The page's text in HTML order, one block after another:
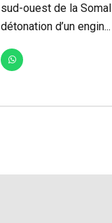
sud-ouest de la
détonation d’un engin...